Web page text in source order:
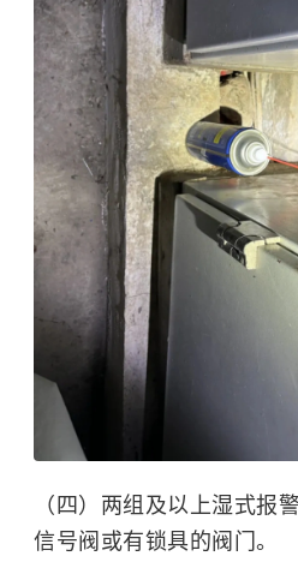
（四）两组及以上湿式报
信号阀或有锁具的阀门。